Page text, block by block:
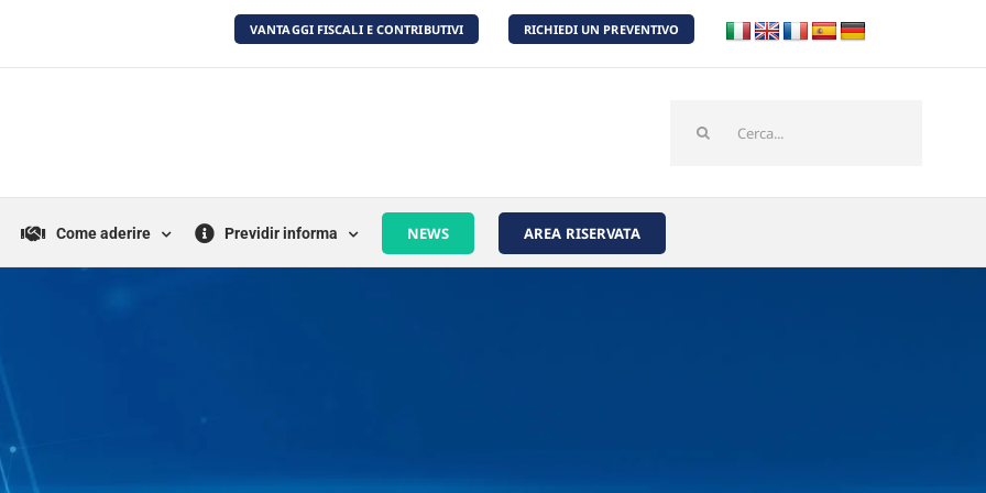
VANTAGGI FISCALI E CONTRIBUTIVI RICHIEDI UN PREVENTIVO
per:
Come aderire Previdir informa NEWS AREA RISERVATA